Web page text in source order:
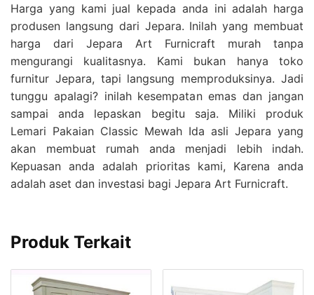
Harga yang kami jual kepada anda ini adalah harga
produsen langsung dari Jepara. Inilah yang membuat
harga dari Jepara Art Furnicraft murah tanpa
mengurangi kualitasnya. Kami bukan hanya toko
furnitur Jepara, tapi langsung memproduksinya. Jadi
tunggu apalagi? inilah kesempatan emas dan jangan
sampai anda lepaskan begitu saja. Miliki produk
Lemari Pakaian Classic Mewah Ida asli Jepara yang
akan membuat rumah anda menjadi lebih indah.
Kepuasan anda adalah prioritas kami, Karena anda
adalah aset dan investasi bagi Jepara Art Furnicraft.
Produk Terkait